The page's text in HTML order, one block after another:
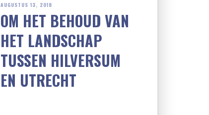
AUGUSTUS 13, 2018
OM HET BEHOUD VAN
HET LANDSCHAP
TUSSEN HILVERSUM
EN UTRECHT